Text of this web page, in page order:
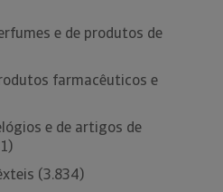
e de produtos de
farmacêuticos e
e de artigos de
(3.834)